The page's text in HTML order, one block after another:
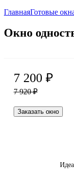
ГлавнаяГотовые
Окно
7 200 ₽
7 920₽
Заказать окно